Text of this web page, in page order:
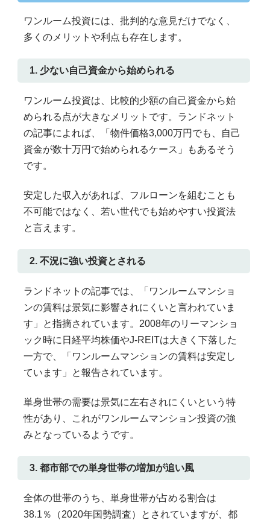
ワンルーム投資には、批判的な意見だけでなく、
多くのメリットや利点も存在します。
1. 少ない自己資金から始められる
ワンルーム投資は、比較的少額の自己資金から始
められる点が大きなメリットです。ランドネット
の記事によれば、「物件価格3,000万円でも、自己
資金が数十万円で始められるケース」もあるそう
です。
安定した収入があれば、フルローンを組むことも
不可能ではなく、若い世代でも始めやすい投資法
と言えます。
2. 不況に強い投資とされる
ランドネットの記事では、「ワンルームマンショ
ンの賃料は景気に影響されにくいと言われていま
す」と指摘されています。2008年のリーマンショ
ック時に日経平均株価やJ-REITは大きく下落した
一方で、「ワンルームマンションの賃料は安定し
ています」と報告されています。
単身世帯の需要は景気に左右されにくいという特
性があり、これがワンルームマンション投資の強
みとなっているようです。
3. 都市部での単身世帯の増加が追い風
全体の世帯のうち、単身世帯が占める割合は
38.1％（2020年国勢調査）とされていますが、都